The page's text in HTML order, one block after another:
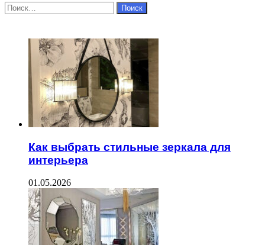
Найти:
Как выбрать стильные зеркала для
интерьера
01.05.2026